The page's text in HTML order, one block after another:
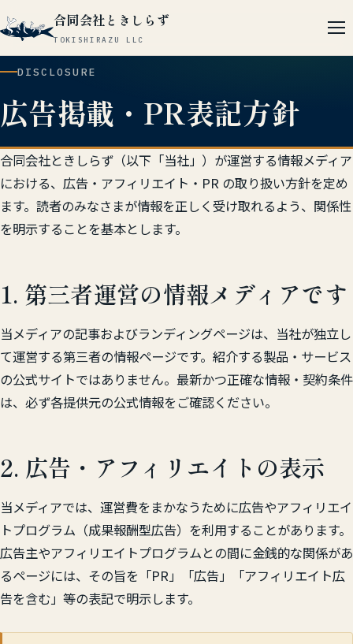
合同会社ときしらず
TOKISHIRAZU LLC
DISCLOSURE
広告掲載・PR表記方針
合同会社ときしらず（以下「当社」）が運営する情報メディア
における、広告・アフィリエイト・PR の取り扱い方針を定め
ます。読者のみなさまが情報を正しく受け取れるよう、関係性
を明示することを基本とします。
1. 第三者運営の情報メディアです
当メディアの記事およびランディングページは、当社が独立し
て運営する第三者の情報ページです。紹介する製品・サービス
の公式サイトではありません。最新かつ正確な情報・契約条件
は、必ず各提供元の公式情報をご確認ください。
2. 広告・アフィリエイトの表示
当メディアでは、運営費をまかなうために広告やアフィリエイ
トプログラム（成果報酬型広告）を利用することがあります。
広告主やアフィリエイトプログラムとの間に金銭的な関係があ
るページには、その旨を「PR」「広告」「アフィリエイト広
告を含む」等の表記で明示します。